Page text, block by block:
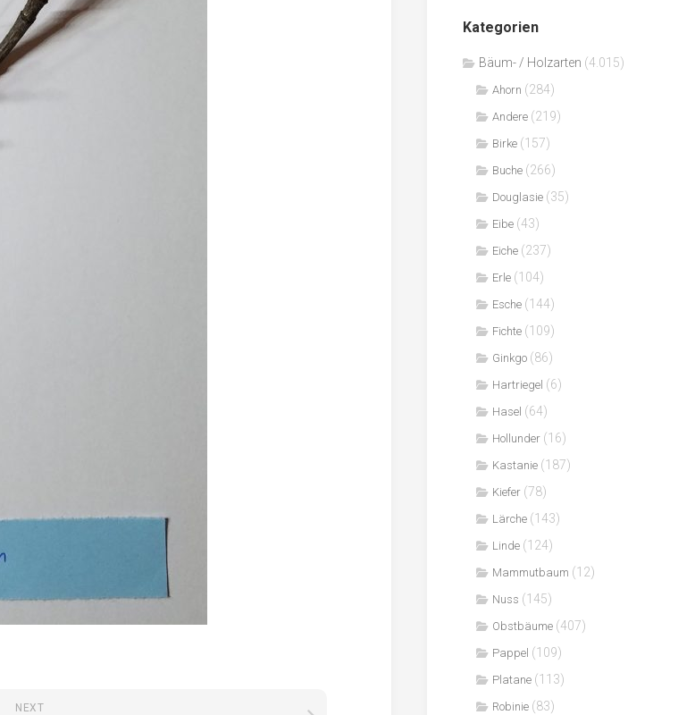
Kiefer
Lärche
NEXT
Kategorien
Bäum- / Holzarten (4.015)
Ahorn (284)
Andere (219)
Birke (157)
Buche (266)
Douglasie (35)
Eibe (43)
Eiche (237)
Erle (104)
Esche (144)
Fichte (109)
Ginkgo (86)
Hartriegel (6)
Hasel (64)
Hollunder (16)
Kastanie (187)
Kiefer (78)
Lärche (143)
Linde (124)
Mammutbaum (12)
Nuss (145)
Obstbäume (407)
Pappel (109)
Platane (113)
Robinie (83)